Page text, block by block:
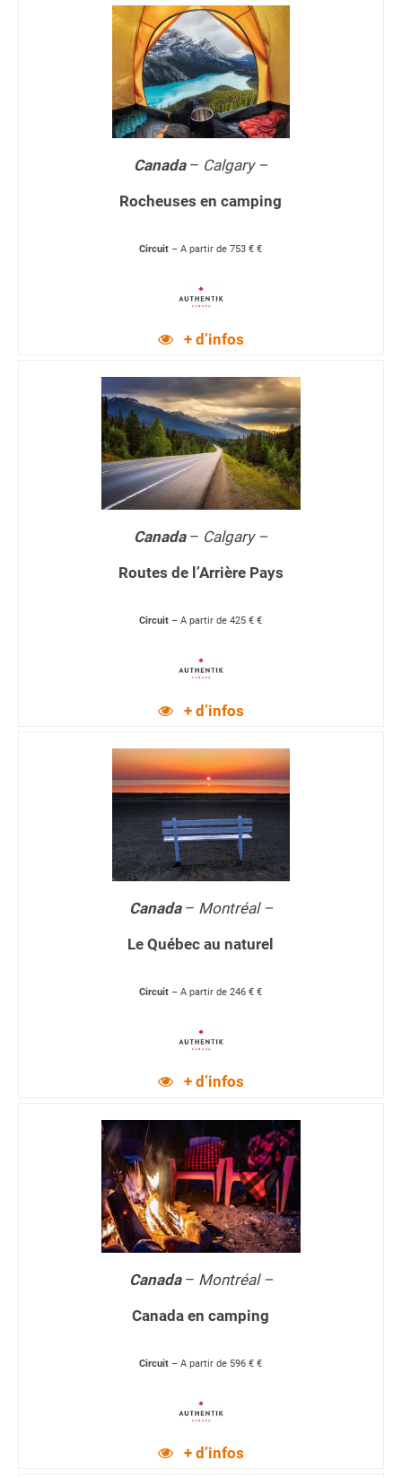
Canada– Calgary –
Rocheuses en camping
Circuit – A partir de 753 € €
+ d’infos
Canada– Calgary –
Routes de l’Arrière Pays
Circuit – A partir de 425 € €
+ d’infos
Canada– Montréal –
Le Québec au naturel
Circuit – A partir de 246 € €
+ d’infos
Canada– Montréal –
Canada en camping
Circuit – A partir de 596 € €
+ d’infos